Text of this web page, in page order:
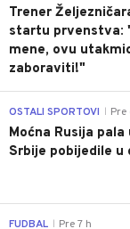
Trener
startu prvenstva:
mene, ovu
zaboraviti!"
OSTALI SPORTOVI Pre
Moćna Rusija
Srbije pobijedile u
FUDBAL Pre 7 h